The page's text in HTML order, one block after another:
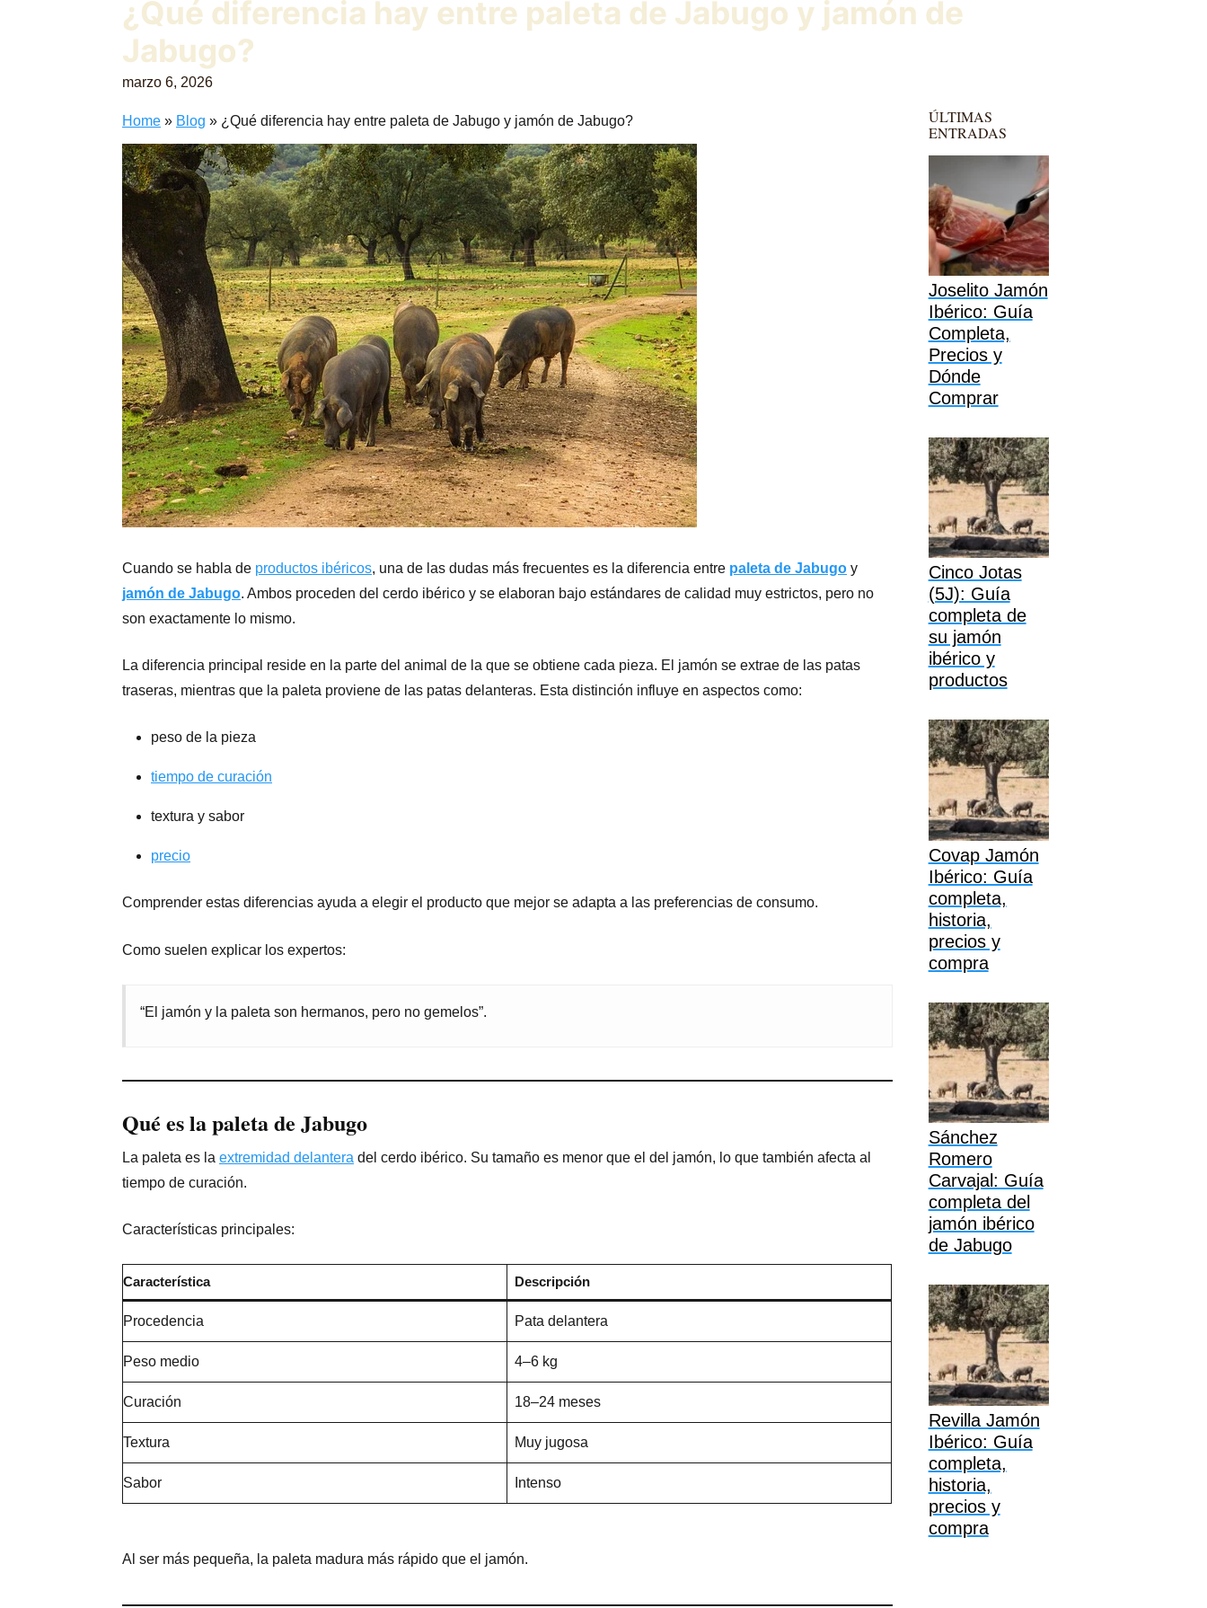
¿Qué diferencia hay entre paleta de Jabugo y jamón de
Jabugo?
marzo 6, 2026
Home » Blog » ¿Qué diferencia hay entre paleta de Jabugo y jamón de Jabugo?
Cuando se habla de productos ibéricos, una de las dudas más frecuentes es la diferencia entre paleta de Jabugo y
jamón de Jabugo. Ambos proceden del cerdo ibérico y se elaboran bajo estándares de calidad muy estrictos, pero no
son exactamente lo mismo.
La diferencia principal reside en la parte del animal de la que se obtiene cada pieza. El jamón se extrae de las patas
traseras, mientras que la paleta proviene de las patas delanteras. Esta distinción influye en aspectos como:
peso de la pieza
tiempo de curación
textura y sabor
precio
Comprender estas diferencias ayuda a elegir el producto que mejor se adapta a las preferencias de consumo.
Como suelen explicar los expertos:
“El jamón y la paleta son hermanos, pero no gemelos”.
Qué es la paleta de Jabugo
La paleta es la extremidad delantera del cerdo ibérico. Su tamaño es menor que el del jamón, lo que también afecta al
tiempo de curación.
Características principales:
Característica Descripción
Procedencia Pata delantera
Peso medio 4–6 kg
Curación 18–24 meses
Textura Muy jugosa
Sabor Intenso
Al ser más pequeña, la paleta madura más rápido que el jamón.
ÚLTIMAS
ENTRADAS
Joselito Jamón
Ibérico: Guía
Completa,
Precios y
Dónde
Comprar
Cinco Jotas
(5J): Guía
completa de
su jamón
ibérico y
productos
Covap Jamón
Ibérico: Guía
completa,
historia,
precios y
compra
Sánchez
Romero
Carvajal: Guía
completa del
jamón ibérico
de Jabugo
Revilla Jamón
Ibérico: Guía
completa,
historia,
precios y
compra